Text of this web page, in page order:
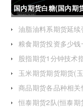
国内期货白糖(国内期
糖合约是怎么交割)
油脂油料系期货延
粮食期货投资多少
股指期货1分钟技术
玉米期货期货期货(
商品期货各品种相
恒泰期货2队(恒泰期